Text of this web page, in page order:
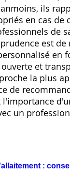
ils
en cas
de
est
en
et
la plus
de
un
: